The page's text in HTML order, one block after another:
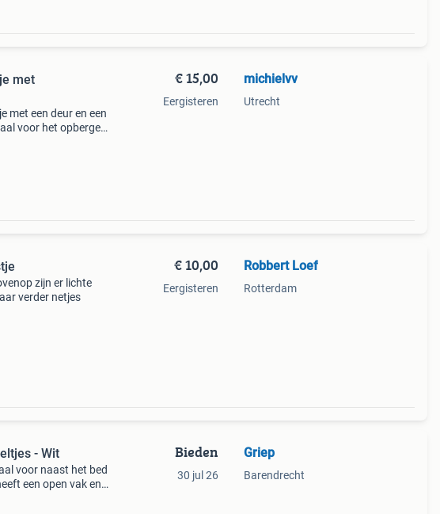
met
met een deur en een
voor het opbergen
€ 15,00
Eergisteren
michielvv
Utrecht
zijn er lichte
verder netjes
€ 10,00
Eergisteren
Robbert Loef
Rotterdam
- Wit
voor naast het bed
een open vak en
Bieden
30 jul 26
Griep
Barendrecht